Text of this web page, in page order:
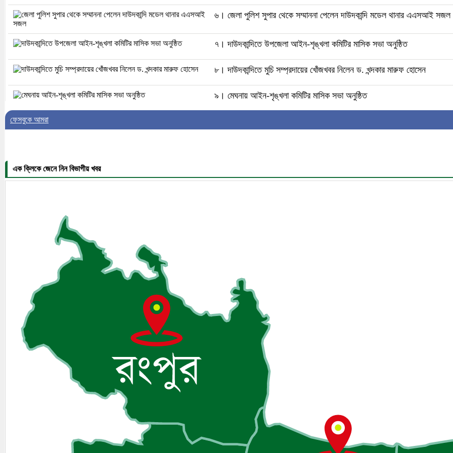
৬। জেলা পুলিশ সুপার থেকে সম্মাননা পেলেন দাউদকান্দি মডেল থানার এএসআই সজল
৭। দাউদকান্দিতে উপজেলা আইন-শৃঙ্খলা কমিটির মাসিক সভা অনুষ্ঠিত
৮। দাউদকান্দিতে মুচি সম্প্রদায়ের খোঁজখবর নিলেন ড. খন্দকার মারুফ হোসেন
৯। মেঘনায় আইন-শৃঙ্খলা কমিটির মাসিক সভা অনুষ্ঠিত
১। ওয়াদা ভঙ্গ করা মারাত্মক অপরাধ ও তাঁর শাস্তি কেমন হবে জেনে নিন
২। মেঘনা উপজেলাকে নিয়ে যা বললেন মিসেস সেলিনা ইসলাম
ফেসবুকে আমরা
এক ক্লিকে জেনে নিন বিভাগীয় খবর